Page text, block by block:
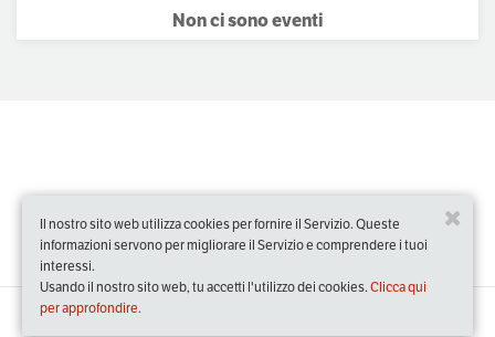
Non ci sono eventi
Il nostro sito web utilizza cookies per fornire il Servizio. Queste
informazioni servono per migliorare il Servizio e comprendere i tuoi
interessi.
Usando il nostro sito web, tu accetti l'utilizzo dei cookies. Clicca qui
per approfondire.